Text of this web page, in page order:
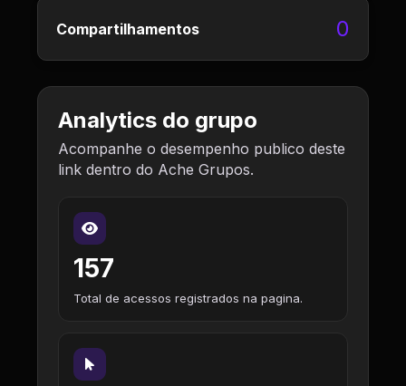
Compartilhamentos 0
Analytics do grupo
Acompanhe o desempenho publico deste
link dentro do Ache Grupos.
157
Total de acessos registrados na pagina.